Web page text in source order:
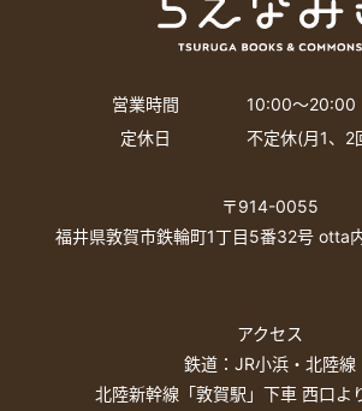
営業時間
10:00〜20:00
定休日
不定休(月1、2
〒914-0055
福井県敦賀市鉄輪町1丁目5番32号 otta
アクセス
鉄道：JR小浜・北陸線
北陸新幹線「敦賀駅」下車 西口よ